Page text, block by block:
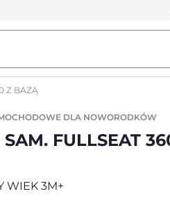
Z BAZĄ
DLA NOWORODKÓW
SAM. FULLSEAT
WIEK 3M+